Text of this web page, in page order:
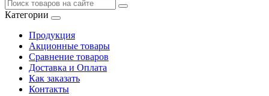
Категории
Продукция
Акционные товары
Сравнение товаров
Доставка и Оплата
Как заказать
Контакты